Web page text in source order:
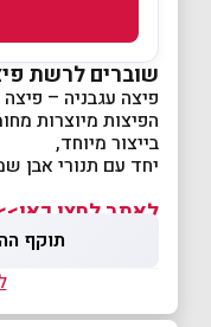
שוברים לרשת
פיצה עגבניה –
הפיצות מיוצרות
בייצור מיוחד,
יחד עם תנורי אבן
לאתר לחצו
תוקף ההטבה